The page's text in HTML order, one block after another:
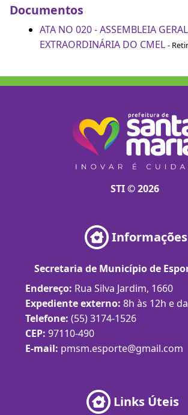
Documentos
ATA NO 020 - ASSEMBLEIA GERAL
EXTRAORDINÁRIA DO CMEL -
STI © 2026
Informações
Secretaria de Município de
Endereço: Rua Silva Jardim, 1660
Expediente externo: 8h às 12h e
Telefone: (55) 3174-1526
CEP: 97110-490
E-mail: pmsm.esporte@gmail.com
Links Úteis